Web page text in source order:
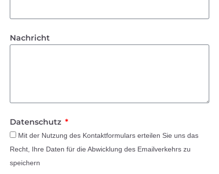
Nachricht
Datenschutz
Mit der Nutzung des Kontaktformulars erteilen Sie uns das
Recht, Ihre Daten für die Abwicklung des Emailverkehrs zu
speichern